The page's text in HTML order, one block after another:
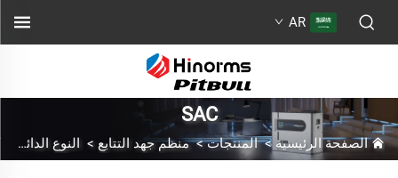
AR
SAC
الصفحة الرئيسية >المنتجات>منظم جهد التتابع > النوع الدائم